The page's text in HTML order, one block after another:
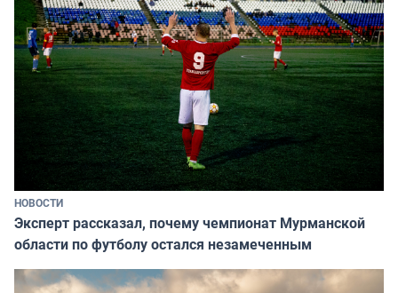
НОВОСТИ
Эксперт рассказал, почему чемпионат Мурманской
области по футболу остался незамеченным